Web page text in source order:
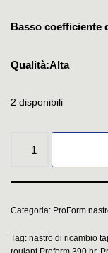
Basso coefficiente
Qualità:Alta
2 disponibili
Categoria: ProForm
Tag: nastro di ricambio